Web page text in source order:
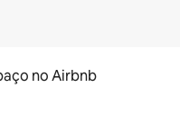
no Airbnb